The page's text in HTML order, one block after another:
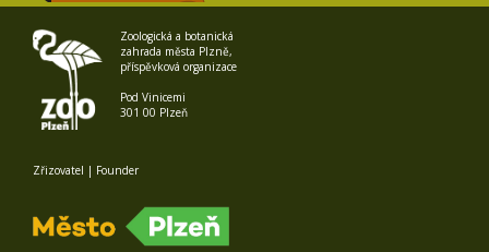
Zoologická a botanická
zahrada města Plzně,
příspěvková organizace
Pod Vinicemi
301 00 Plzeň
Zřizovatel | Founder